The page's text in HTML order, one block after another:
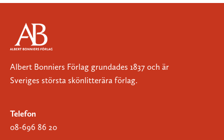
Albert Bonniers Förlag grundades 1837 och är
Sveriges största skönlitterära förlag.
Telefon
08-696 86 20